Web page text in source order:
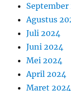
September
Agustus
Juli 2024
Juni 2024
Mei 2024
April 2024
Maret 2024